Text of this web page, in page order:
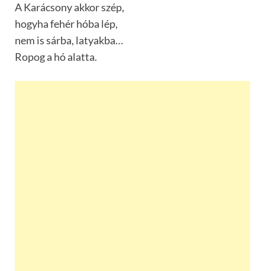
A Karácsony akkor szép,
hogyha fehér hóba lép,
nem is sárba, latyakba…
Ropog a hó alatta.